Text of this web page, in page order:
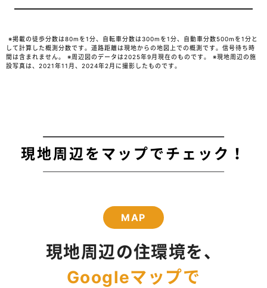
※掲載の徒歩分数は80mを1分、自転車分数は300mを1分、自動車分数500mを1分と
して計算した概測分数です。道路距離は現地からの地図上での概測です。信号待ち時
間は含まれません。 ※周辺図のデータは2025年9月現在のものです。 ※現地周辺の施
設写真は、2021年11月、2024年2月に撮影したものです。
現地周辺をマップでチェック！
MAP
現地周辺の住環境を、
Googleマップで